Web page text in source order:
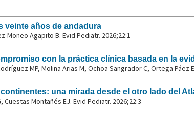
veinte años de andadura
Moneo Agapito B. Evid Pediatr. 2026;22:1
con la práctica clínica basada en la
MP, Molina Arias M, Ochoa Sangrador C, Ortega Páez
una mirada desde el otro lado del
Cuestas Montañés EJ. Evid Pediatr. 2026;22:3